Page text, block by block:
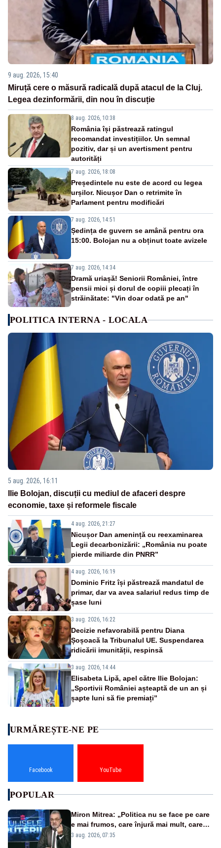
9 aug. 2026, 15:40
Miruță cere o măsură radicală după atacul de la Cluj.
Legea dezinformării, din nou în discuție
8 aug. 2026, 10:38
România își păstrează ratingul
recomandat investițiilor. Un semnal
pozitiv, dar și un avertisment pentru
autorități
7 aug. 2026, 18:08
Președintele nu este de acord cu legea
urșilor. Nicușor Dan o retrimite în
Parlament pentru modificări
7 aug. 2026, 14:51
Ședința de guvern se amână pentru ora
15:00. Bolojan nu a obținut toate avizele
7 aug. 2026, 14:34
Dramă uriașă! Seniorii României, între
pensii mici și dorul de copiii plecați în
străinătate: "Vin doar odată pe an"
POLITICA INTERNA - LOCALA
5 aug. 2026, 16:11
Ilie Bolojan, discuții cu mediul de afaceri despre
economie, taxe și reformele fiscale
4 aug. 2026, 21:27
Nicușor Dan amenință cu reexaminarea
Legii decarbonizării: „România nu poate
pierde miliarde din PNRR”
4 aug. 2026, 16:19
Dominic Fritz își păstrează mandatul de
primar, dar va avea salariul redus timp de
șase luni
3 aug. 2026, 16:22
Decizie nefavorabilă pentru Diana
Șoșoacă la Tribunalul UE. Suspendarea
ridicării imunității, respinsă
3 aug. 2026, 14:44
Elisabeta Lipă, apel către Ilie Bolojan:
„Sportivii României așteaptă de un an și
șapte luni să fie premiați”
URMĂREȘTE-NE PE
Facebook YouTube
POPULAR
Miron Mitrea: „Politica nu se face pe care
e mai frumos, care înjură mai mult, care
țipă mai tare, ci pe proiecte”
3 aug. 2026, 07:35